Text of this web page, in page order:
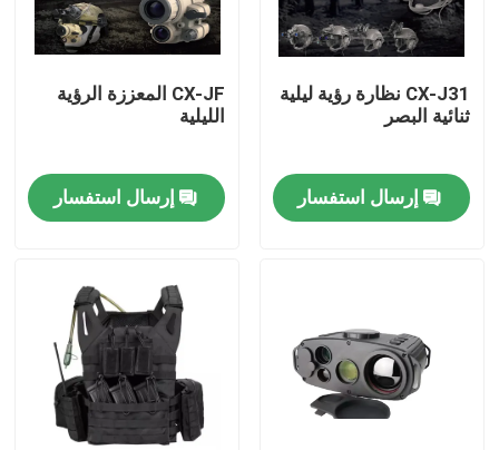
حولنا
جولة في المصنع
أخبار
ملابس عسكرية تكتيكية
سترة عسكرية تكتيكية مضادة للرصاص
CX-J31 نظارة رؤية ليلية
ثنائية البصر
إرسال استفسار
CX-JF المعززة الرؤية
الليلية
إرسال استفسار